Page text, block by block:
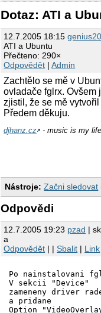
Dotaz: ATI a
12.7.2005 18:15
ATI a Ubuntu
Přečteno: 290×
Odpovědět |Admin
Zachtělo se mě v
ovladače fglrx. Ovšem
zjistil, že se mě
Předem děkuju.
djhanz.cz - music is my
Nástroje: Začni sledovat
Odpovědi
12.7.2005 19:23 pzad |
a
Odpovědět | |Sbalit | Link
Po nainstalovani
V sekcii "Device"
zameneny driver
a pridane